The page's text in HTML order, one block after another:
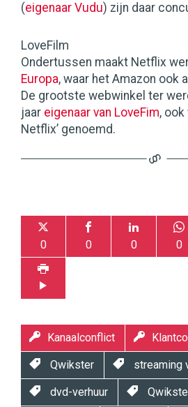
(eigenaar Vudu) zijn daar
LoveFilm
Ondertussen maakt Netflix
Europa, waar het Amazon ook
De grootste webwinkel ter
jaar eigenaar van LoveFim, ook
Netflix’ genoemd.
0 0 0 0
Kanaalconflict
Qwikster streaming
dvd-verhuur